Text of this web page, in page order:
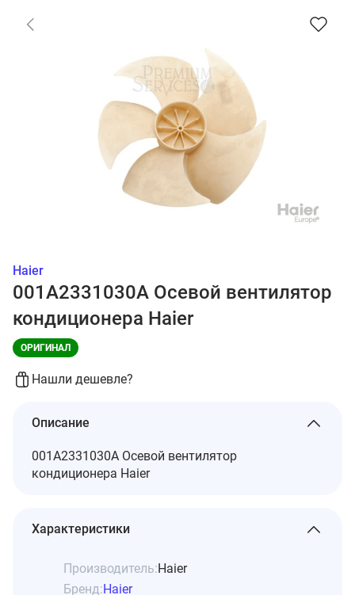
Haier
001A2331030A Осевой вентилятор
кондиционера Haier
ОРИГИНАЛ
Нашли дешевле?
Описание
001A2331030A Осевой вентилятор
кондиционера Haier
Характеристики
Производитель:Haier
Бренд:Haier